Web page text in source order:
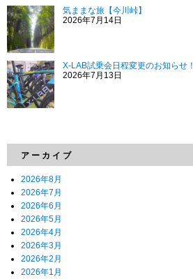
気ままな旅【今川峠】
2026年7月14日
X-LAB試乗会日程変更のお知らせ！
2026年7月13日
アーカイブ
2026年8月
2026年7月
2026年6月
2026年5月
2026年4月
2026年3月
2026年2月
2026年1月